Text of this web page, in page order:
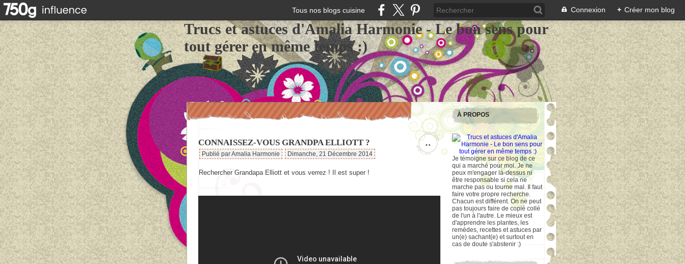
Tous nos blogs cuisine Connexion + Créer mon blog
Trucs et astuces d'Amalia Harmonie - Le bon sens pour
tout gérer en même temps :)
…
CONNAISSEZ-VOUS GRANDPA ELLIOTT ?
Publié par Amalia Harmonie Dimanche, 21 Décembre 2014
Rechercher Grandapa Elliott et vous verrez ! Il est super !
À PROPOS
Je témoigne sur ce blog de ce
qui a marché pour moi. Je ne
peux m'engager là-dessus ni
être responsable si cela ne
marche pas ou tourne mal. Il faut
faire votre propre recherche.
Chacun est différent. On ne peut
pas toujours faire de copié collé
de l'un à l'autre. Le mieux est
d'apprendre les plantes, les
remèdes, recettes et astuces par
un(e) sachant(e) et surtout en
cas de doute s'abstenir :)